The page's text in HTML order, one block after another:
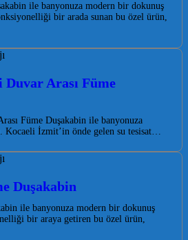
ile banyonuza modern bir dokunuş
bir arada sunan bu özel ürün,
Arası Füme
Füme Duşakabin ile banyonuza
Kocaeli İzmit’in önde gelen su tesisat…
Duşakabin
ile banyonuza modern bir dokunuş
bir araya getiren bu özel ürün,